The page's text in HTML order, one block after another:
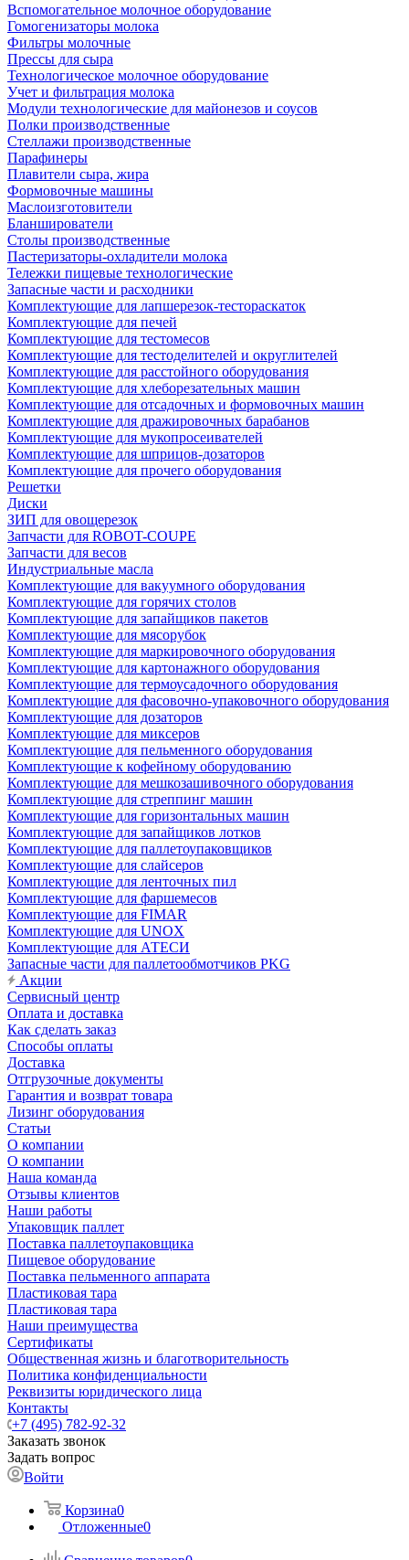
Вспомогательное молочное оборудование
Гомогенизаторы молока
Фильтры молочные
Прессы для сыра
Технологическое молочное оборудование
Учет и фильтрация молока
Модули технологические для майонезов и соусов
Полки производственные
Стеллажи производственные
Парафинеры
Плавители сыра, жира
Формовочные машины
Маслоизготовители
Бланширователи
Столы производственные
Пастеризаторы-охладители молока
Тележки пищевые технологические
Запасные части и расходники
Комплектующие для лапшерезок-тестораскаток
Комплектующие для печей
Комплектующие для тестомесов
Комплектующие для тестоделителей и округлителей
Комплектующие для расстойного оборудования
Комплектующие для хлеборезательных машин
Комплектующие для отсадочных и формовочных машин
Комплектующие для дражировочных барабанов
Комплектующие для мукопросеивателей
Комплектующие для шприцов-дозаторов
Комплектующие для прочего оборудования
Решетки
Диски
ЗИП для овощерезок
Запчасти для ROBOT-COUPE
Запчасти для весов
Индустриальные масла
Комплектующие для вакуумного оборудования
Комплектующие для горячих столов
Комплектующие для запайщиков пакетов
Комплектующие для мясорубок
Комплектующие для маркировочного оборудования
Комплектующие для картонажного оборудования
Комплектующие для термоусадочного оборудования
Комплектующие для фасовочно-упаковочного оборудования
Комплектующие для дозаторов
Комплектующие для миксеров
Комплектующие для пельменного оборудования
Комплектующие к кофейному оборудованию
Комплектующие для мешкозашивочного оборудования
Комплектующие для стреппинг машин
Комплектующие для горизонтальных машин
Комплектующие для запайщиков лотков
Комплектующие для паллетоупаковщиков
Комплектующие для слайсеров
Комплектующие для ленточных пил
Комплектующие для фаршемесов
Комплектующие для FIMAR
Комплектующие для UNOX
Комплектующие для АТЕСИ
Запасные части для паллетообмотчиков PKG
Акции
Сервисный центр
Оплата и доставка
Как сделать заказ
Способы оплаты
Доставка
Отгрузочные документы
Гарантия и возврат товара
Лизинг оборудования
Статьи
О компании
О компании
Наша команда
Отзывы клиентов
Наши работы
Упаковщик паллет
Поставка паллетоупаковщика
Пищевое оборудование
Поставка пельменного аппарата
Пластиковая тара
Пластиковая тара
Наши преимущества
Сертификаты
Общественная жизнь и благотворительность
Политика конфиденциальности
Реквизиты юридического лица
Контакты
+7 (495) 782-92-32
Заказать звонок
Задать вопрос
Войти
Корзина0
Отложенные0